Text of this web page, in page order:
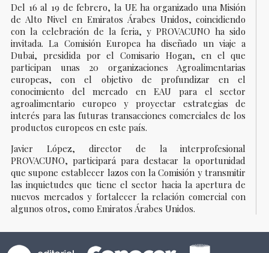
Del 16 al 19 de febrero, la UE ha organizado una Misión
de Alto Nivel en Emiratos Árabes Unidos, coincidiendo
con la celebración de la feria, y PROVACUNO ha sido
invitada. La Comisión Europea ha diseñado un viaje a
Dubai, presidida por el Comisario Hogan, en el que
participan unas 20 organizaciones Agroalimentarias
europeas, con el objetivo de profundizar en el
conocimiento del mercado en EAU para el sector
agroalimentario europeo y proyectar estrategias de
interés para las futuras transacciones comerciales de los
productos europeos en este país.
Javier López, director de la interprofesional
PROVACUNO, participará para destacar la oportunidad
que supone establecer lazos con la Comisión y transmitir
las inquietudes que tiene el sector hacia la apertura de
nuevos mercados y fortalecer la relación comercial con
algunos otros, como Emiratos Árabes Unidos.